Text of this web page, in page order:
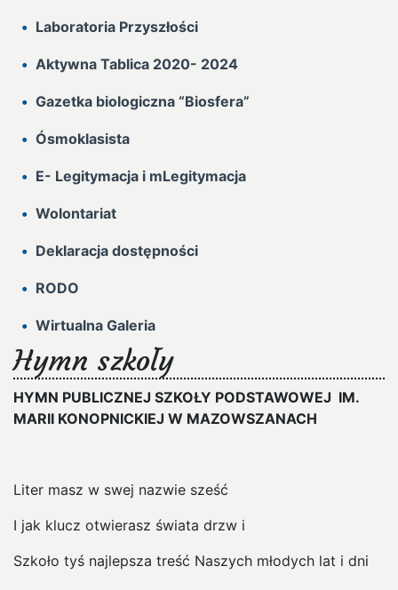
Laboratoria Przyszłości
Aktywna Tablica 2020- 2024
Gazetka biologiczna “Biosfera”
Ósmoklasista
E- Legitymacja i mLegitymacja
Wolontariat
Deklaracja dostępności
RODO
Wirtualna Galeria
Hymn szkoły
HYMN PUBLICZNEJ SZKOŁY PODSTAWOWEJ IM.
MARII KONOPNICKIEJ W MAZOWSZANACH
Liter masz w swej nazwie sześć
I jak klucz otwierasz świata drzw i
Szkoło tyś najlepsza treść Naszych młodych lat i dni